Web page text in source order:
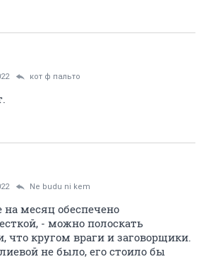
кот ф пальто
Ne budu ni kem
на месяц обеспечено
- можно полоскать
что кругом враги и заговорщики.
не было, его стоило бы